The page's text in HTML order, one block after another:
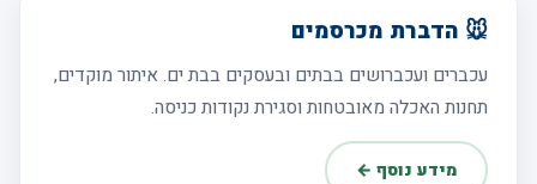
🐭 הדברת מכרסמים
עכברים ועכברושים בבתים ובעסקים בבת ים. איתור מוקדים,
תחנות האכלה מאובטחות וסגירת נקודות כניסה.
מידע נוסף ←